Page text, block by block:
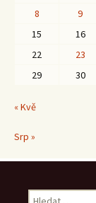
8
9
15
16
22
23
29
30
« Kvě
Srp »
Vyhledávání